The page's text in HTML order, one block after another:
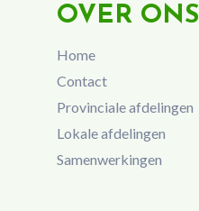
OVER ONS
Home
Contact
Provinciale afdelingen
Lokale afdelingen
Samenwerkingen